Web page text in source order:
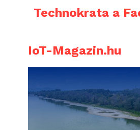
Technokrata a
IoT-Magazin.hu